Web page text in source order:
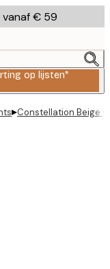
vanaf € 59
op lijsten*
▸Constellation Beige